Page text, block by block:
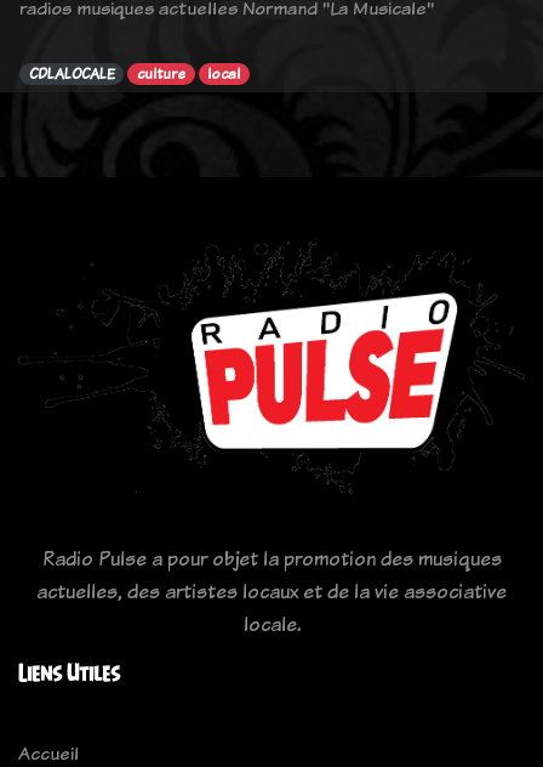
radios musiques actuelles Normand "La Musicale"
CDLALOCALE culture local
Radio Pulse a pour objet la promotion des musiques
actuelles, des artistes locaux et de la vie associative
locale.
Liens Utiles
Accueil